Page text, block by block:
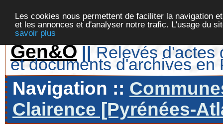
Les cookies nous permettent de faciliter la navigation
et les annonces et d'analyser notre trafic. L'usage du
savoir plus
Gen&O || Relevés d'actes
et documents d'archives en
Navigation ::
Clairence [Pyrénées-